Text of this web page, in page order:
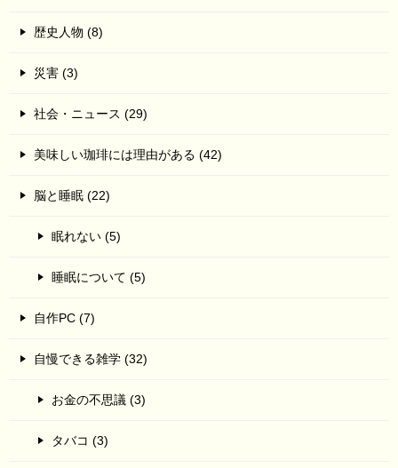
歴史人物 (8)
災害 (3)
社会・ニュース (29)
美味しい珈琲には理由がある (42)
脳と睡眠 (22)
眠れない (5)
睡眠について (5)
自作PC (7)
自慢できる雑学 (32)
お金の不思議 (3)
タバコ (3)